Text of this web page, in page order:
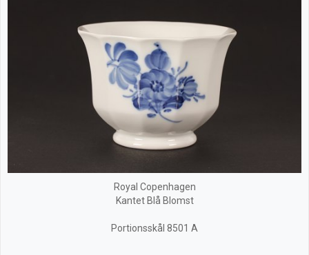
Royal Copenhagen
Kantet Blå Blomst
Portionsskål 8501 A